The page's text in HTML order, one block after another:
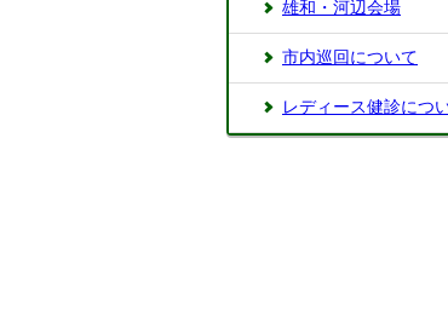
雄和・河辺会場
市内巡回について
レディース健診につ